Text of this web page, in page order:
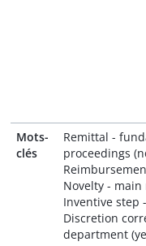
Mots-
clés
Remittal -
proceedings
Novelty - main
Inventive step
Discretion
department